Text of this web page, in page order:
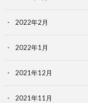
2022年2月
2022年1月
2021年12月
2021年11月